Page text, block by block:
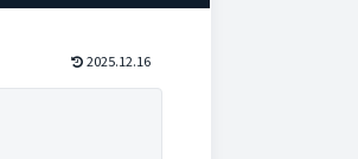
2025.12.16